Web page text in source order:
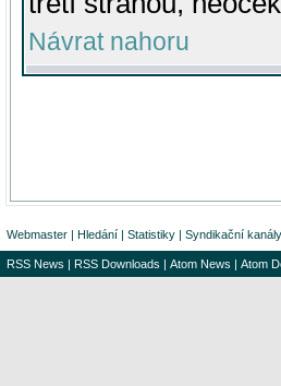
Návrat nahoru
Webmaster | Hledání | Statistiky | Syndikační kanály
RSS News | RSS Downloads | Atom News | Atom